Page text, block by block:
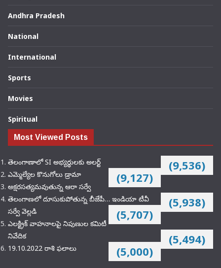
Andhra Pradesh
National
International
Sports
Movies
Spiritual
Most Viewed Posts
తెలంగాణాలో SI అభ్యర్థులకు అలర్ట్ (9,536)
ఎమ్మెల్యేల కొనుగోలు డ్రామా (9,127)
అక్షరసత్యమవుతున్న ఆరా సర్వే
(5,938)
తెలంగాణలో దూసుకుపోతున్న బీజేపీ… ఇండియా టీవీ
సర్వే వెల్లడి
(5,707)
ఎలక్ట్రిక్‌ వాహనాలపై నిపుణుల కమిటీ
నివేదిక
(5,494)
19.10.2022 రాశి ఫలాలు (5,000)